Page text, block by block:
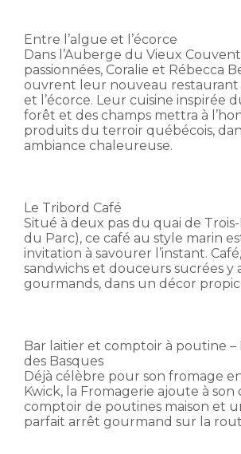
Entre l’algue et l’écorce
Dans l’Auberge du Vieux
passionnées, Coralie et Rébecca
ouvrent leur nouveau restaurant
et l’écorce. Leur cuisine inspirée
forêt et des champs mettra à
produits du terroir québécois,
ambiance chaleureuse.
Le Tribord Café
Situé à deux pas du quai de
du Parc), ce café au style marin
invitation à savourer l’instant.
sandwichs et douceurs sucrées
gourmands, dans un décor
Bar laitier et comptoir à poutine –
des Basques
Déjà célèbre pour son fromage
Kwick, la Fromagerie ajoute à
comptoir de poutines maison et
parfait arrêt gourmand sur la